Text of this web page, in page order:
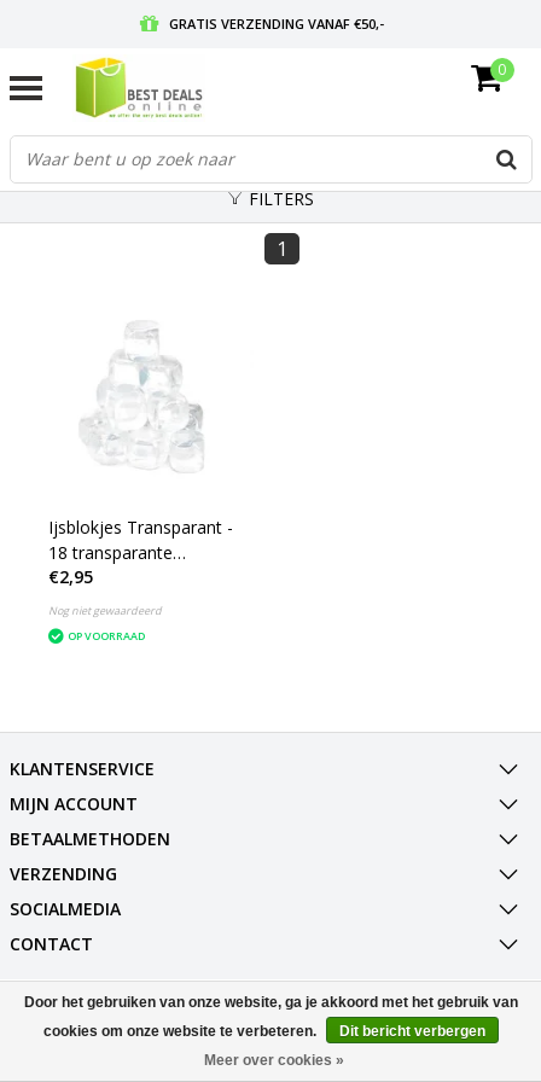
GRATIS VERZENDING VANAF €50,-
GRATIS RETOURNEREN EN 30 DAGEN BEDENKTIJD
0
FILTERS
1
Ijsblokjes Transparant -
18 transparante
ijsblokjes - Herbruikbare
Ijsblokjes
€2,95
Nog niet gewaardeerd
OP VOORRAAD
KLANTENSERVICE
MIJN ACCOUNT
BETAALMETHODEN
VERZENDING
SOCIALMEDIA
CONTACT
© Copyright 2026 Best Deals Online BV Powered byLightspeed
All rights reserved byInStijl Media
Door het gebruiken van onze website, ga je akkoord met het gebruik van
cookies om onze website te verbeteren.
Dit bericht verbergen
Meer over cookies »